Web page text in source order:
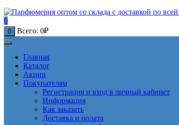
0
0 Всего: 0₽
Главная
Каталог
Акции
Покупателям
Регистрация и вход в личный кабинет
Информация
Как заказать
Доставка и оплата